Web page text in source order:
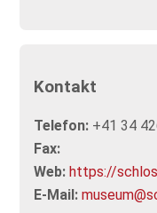
Kontakt
Telefon: +41 34
Fax:
Web: https://
E-Mail: